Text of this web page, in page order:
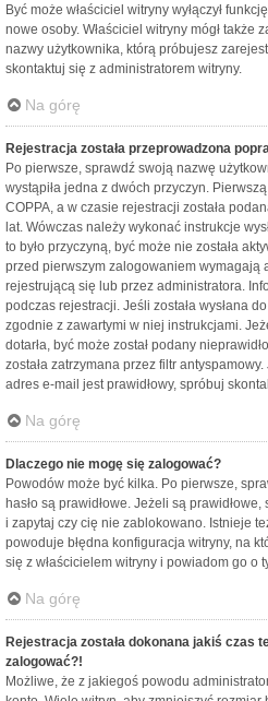
Być może właściciel witryny wyłączył
nowe osoby. Właściciel witryny mógł także
nazwy użytkownika, którą próbujesz
skontaktuj się z administratorem witryny.
Na górę
Rejestracja została przeprowadzona
Po pierwsze, sprawdź swoją nazwę
wystąpiła jedna z dwóch przyczyn.
COPPA, a w czasie rejestracji została
lat. Wówczas należy wykonać instrukcje
to było przyczyną, być może nie została
przed pierwszym zalogowaniem wymagają
rejestrującą się lub przez administratora.
podczas rejestracji. Jeśli została wysłana
zgodnie z zawartymi w niej instrukcjami.
dotarła, być może został podany
została zatrzymana przez filtr
adres e-mail jest prawidłowy, spróbuj
Na górę
Dlaczego nie mogę się zalogować?
Powodów może być kilka. Po pierwsze,
hasło są prawidłowe. Jeżeli są
i zapytaj czy cię nie zablokowano. Istnieje
powoduje błędna konfiguracja witryny, na
się z właścicielem witryny i powiadom go o
Na górę
Rejestracja została dokonana jakiś czas
zalogować?!
Możliwe, że z jakiegoś powodu